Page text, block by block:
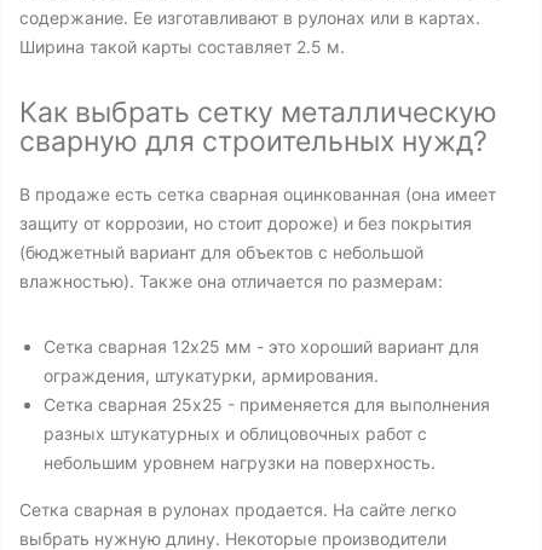
содержание. Ее изготавливают в рулонах или в картах.
Ширина такой карты составляет 2.5 м.
Как выбрать сетку металлическую
сварную для строительных нужд?
В продаже есть сетка сварная оцинкованная (она имеет
защиту от коррозии, но стоит дороже) и без покрытия
(бюджетный вариант для объектов с небольшой
влажностью). Также она отличается по размерам:
Сетка сварная 12x25 мм - это хороший вариант для
ограждения, штукатурки, армирования.
Сетка сварная 25х25 - применяется для выполнения
разных штукатурных и облицовочных работ с
небольшим уровнем нагрузки на поверхность.
Сетка сварная в рулонах продается. На сайте легко
выбрать нужную длину. Некоторые производители